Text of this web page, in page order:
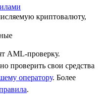
криптовалюту,
AML-проверку.
проверить свои средства
оператору. Более
.